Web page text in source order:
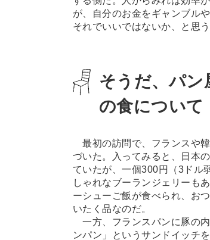
が、自分のお金をギャンブル
それでいいではないか、と思
そうだ、パ
の食について
最初の訪問で、フランスや
づいた。入ってみると、日本
ていたが、一個300円（3ドル
しゃれなブーランジェリーも
ーシューご飯が食べられ、お
いたく品なのだ。
一方、フランスパンに豚の
ンパン」というサンドイッチ